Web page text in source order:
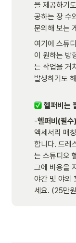
을 제공하기
공하는 장 수
문의해 보는
여기에 스튜
이 원하는 방
는 작업을 거
헬퍼비는
-헬퍼비(필수)
액세서리 매
합니다. 드레
는 스튜디오
그에 비용을
야간 및 야외
세요. (25만